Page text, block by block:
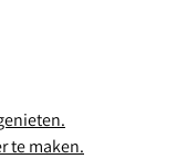
te maken.